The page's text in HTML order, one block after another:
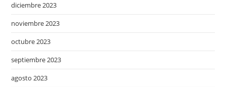
diciembre 2023
noviembre 2023
octubre 2023
septiembre 2023
agosto 2023